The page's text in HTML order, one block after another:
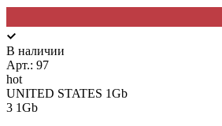
В наличии
Арт.: 97
hot
UNITED STATES 1Gb
3 1Gb